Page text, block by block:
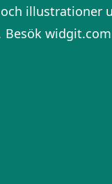
illustrationer
Besök widgit.com